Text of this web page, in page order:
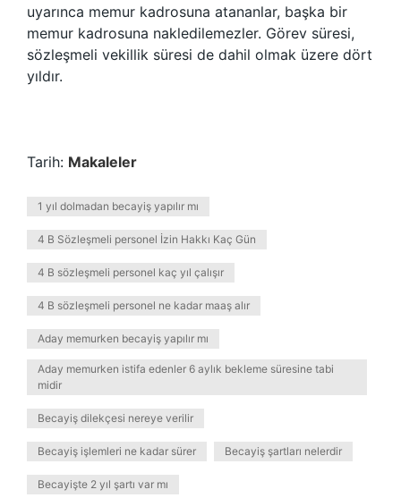
uyarınca memur kadrosuna atananlar, başka bir
memur kadrosuna nakledilemezler. Görev süresi,
sözleşmeli vekillik süresi de dahil olmak üzere dört
yıldır.
Tarih: Makaleler
1 yıl dolmadan becayiş yapılır mı
4 B Sözleşmeli personel İzin Hakkı Kaç Gün
4 B sözleşmeli personel kaç yıl çalışır
4 B sözleşmeli personel ne kadar maaş alır
Aday memurken becayiş yapılır mı
Aday memurken istifa edenler 6 aylık bekleme süresine tabi
midir
Becayiş dilekçesi nereye verilir
Becayiş işlemleri ne kadar sürer Becayiş şartları nelerdir
Becayişte 2 yıl şartı var mı